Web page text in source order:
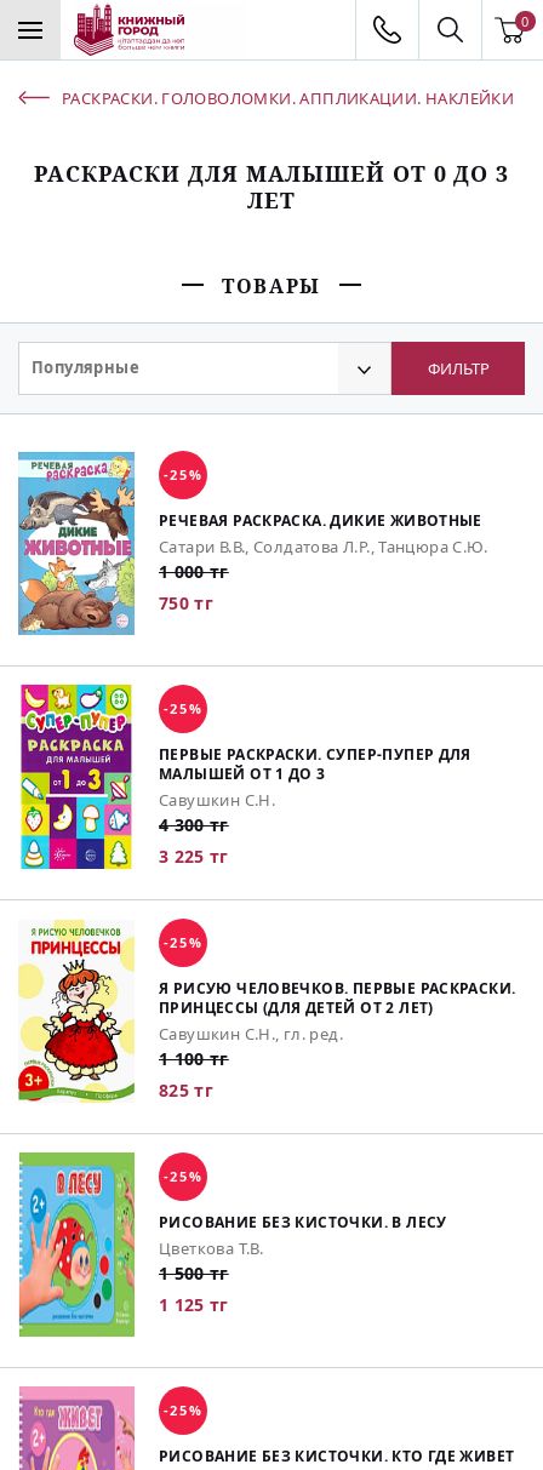
0
РАСКРАСКИ. ГОЛОВОЛОМКИ. АППЛИКАЦИИ. НАКЛЕЙКИ
РАСКРАСКИ ДЛЯ МАЛЫШЕЙ ОТ 0 ДО 3
ЛЕТ
ТОВАРЫ
Популярные ФИЛЬТР
-25%
РЕЧЕВАЯ РАСКРАСКА. ДИКИЕ ЖИВОТНЫЕ
Сатари В.В., Солдатова Л.Р., Танцюра С.Ю.
1 000 тг
750 тг
-25%
ПЕРВЫЕ РАСКРАСКИ. СУПЕР-ПУПЕР ДЛЯ
МАЛЫШЕЙ ОТ 1 ДО 3
Савушкин С.Н.
4 300 тг
3 225 тг
-25%
Я РИСУЮ ЧЕЛОВЕЧКОВ. ПЕРВЫЕ РАСКРАСКИ.
ПРИНЦЕССЫ (ДЛЯ ДЕТЕЙ ОТ 2 ЛЕТ)
Савушкин С.Н., гл. ред.
1 100 тг
825 тг
-25%
РИСОВАНИЕ БЕЗ КИСТОЧКИ. В ЛЕСУ
Цветкова Т.В.
1 500 тг
1 125 тг
-25%
РИСОВАНИЕ БЕЗ КИСТОЧКИ. КТО ГДЕ ЖИВЕТ